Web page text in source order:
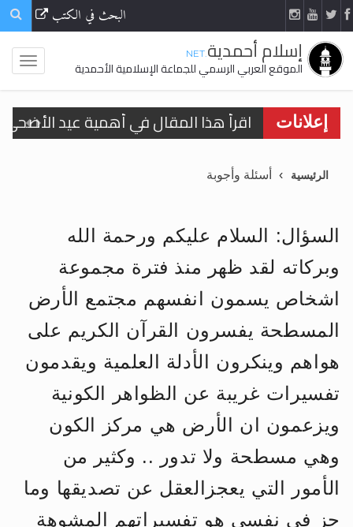
البحث في الكتب
إسلام أحمدية.NET
الموقع العربي الرسمي للجماعة الإسلامية الأحمدية
إعلانات
اقرأ هذا المقال في أهمية عيد
الحجّ.. دلالات، حِكم، وأهداف >> المزيد
تعميم هامّ لأفراد الجماعة >> المزيد
اقرأ هذا الكتاب وتعرّف على حقيقة
الحجّ.. دلالات، حِكم، وأهداف >> المزيد
الرئيسية أسئلة وأجوبة
السؤال: السلام عليكم ورحمة الله
وبركاته لقد ظهر منذ فترة مجموعة
اشخاص يسمون انفسهم مجتمع الأرض
المسطحة يفسرون القرآن الكريم على
هواهم وينكرون الأدلة العلمية ويقدمون
تفسيرات غريبة عن الظواهر الكونية
ويزعمون ان الأرض هي مركز الكون
وهي مسطحة ولا تدور .. وكثير من
الأمور التي يعجزالعقل عن تصديقها وما
حز في نفسي هو تفسيراتهم المشوهة